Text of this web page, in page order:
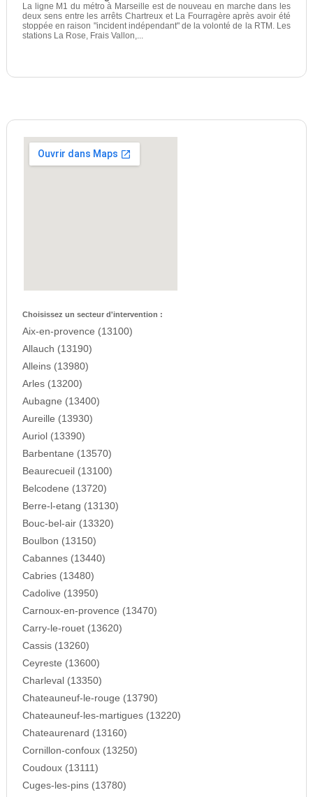
La ligne M1 du métro à Marseille est de nouveau en marche dans les
deux sens entre les arrêts Chartreux et La Fourragère après avoir été
stoppée en raison "incident indépendant" de la volonté de la RTM. Les
stations La Rose, Frais Vallon,...
Choisissez un secteur d'intervention :
Aix-en-provence (13100)
Allauch (13190)
Alleins (13980)
Arles (13200)
Aubagne (13400)
Aureille (13930)
Auriol (13390)
Barbentane (13570)
Beaurecueil (13100)
Belcodene (13720)
Berre-l-etang (13130)
Bouc-bel-air (13320)
Boulbon (13150)
Cabannes (13440)
Cabries (13480)
Cadolive (13950)
Carnoux-en-provence (13470)
Carry-le-rouet (13620)
Cassis (13260)
Ceyreste (13600)
Charleval (13350)
Chateauneuf-le-rouge (13790)
Chateauneuf-les-martigues (13220)
Chateaurenard (13160)
Cornillon-confoux (13250)
Coudoux (13111)
Cuges-les-pins (13780)